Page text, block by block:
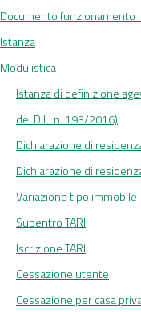
Documento funzionamento
Istanza
Modulistica
Istanza di definizione
del D.L. n. 193/2016)
Dichiarazione di
Dichiarazione di
Variazione tipo immobile
Subentro TARI
Iscrizione TARI
Cessazione utente
Cessazione per casa